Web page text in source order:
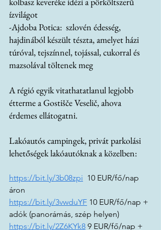
ízvilágot
-Ajdoba Potica:  szlovén édesség,
hajdinából készült tészta, amelyet házi
túróval, tejszínnel, tojással, cukorral és
mazsolával töltenek meg
A régió egyik vitathatatlanul legjobb
étterme a Gostišče Veselič, ahova
érdemes ellátogatni.
Lakóautós campingek, privát parkolási
lehetőségek lakóautóknak a közelben:
https://bit.ly/3b08zpi
  10 EUR/fő/nap
áron
https://bit.ly/3vwduYF 10 EUR/fő/nap +
adók (panorámás, szép helyen)
https://bit.ly/2Z6KYk8 9 EUR/fő/nap +